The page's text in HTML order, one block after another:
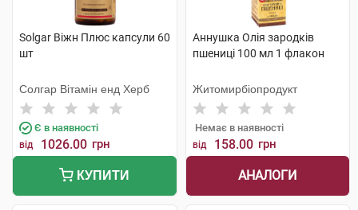
Solgar Віжн Плюс капсули 60
шт
Солгар Вітамін енд Херб
Є в наявності
від 1026.00 грн
КУПИТИ
Аннушка Олія зародків
пшениці 100 мл 1 флакон
Житомирбіопродукт
Немає в наявності
від 158.00 грн
АНАЛОГИ